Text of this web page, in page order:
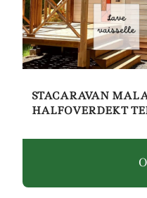
STACARAVAN
HALFOVERDEKT